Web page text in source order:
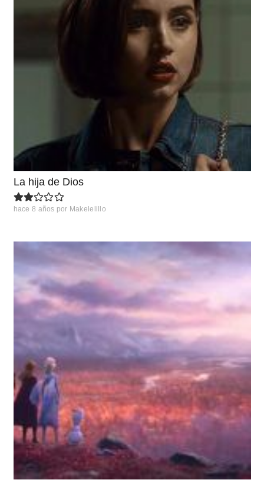
La hija de Dios
hace 8 años por Makelelillo